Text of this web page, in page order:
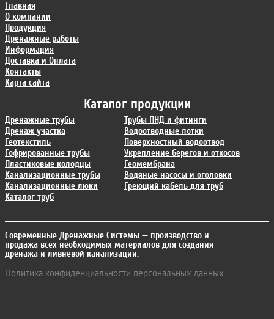
Каталог продукции
Дренажные трубы
Дренаж участка
Геотекстиль
Гофрированные трубы
Пластиковые колодцы
Канализационные трубы
Канализационные люки
Каталог труб
Трубы ПНД и фитинги
Водоотводные лотки
Поверхностный водоотвод
Укрепление берегов и откосов
Геомембрана
Водяные насосы и оголовки
Греющий кабель для труб
Главная
О компании
Продукция
Дренажные работы
Информация
Доставка и Оплата
Контакты
Карта сайта
Современные Дренажные Системы — производство и
продажа всех необходимых материалов для создания
дренажа и ливневой канализации.
Политика конфиденциальности персональных данных